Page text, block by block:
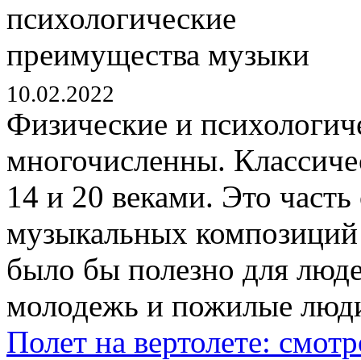
10.02.2022
Физические и
многочисленны.
14 и 20 веками. Это
музыкальных
было бы полезно для
молодежь и пожилые
Полет на вертолете: